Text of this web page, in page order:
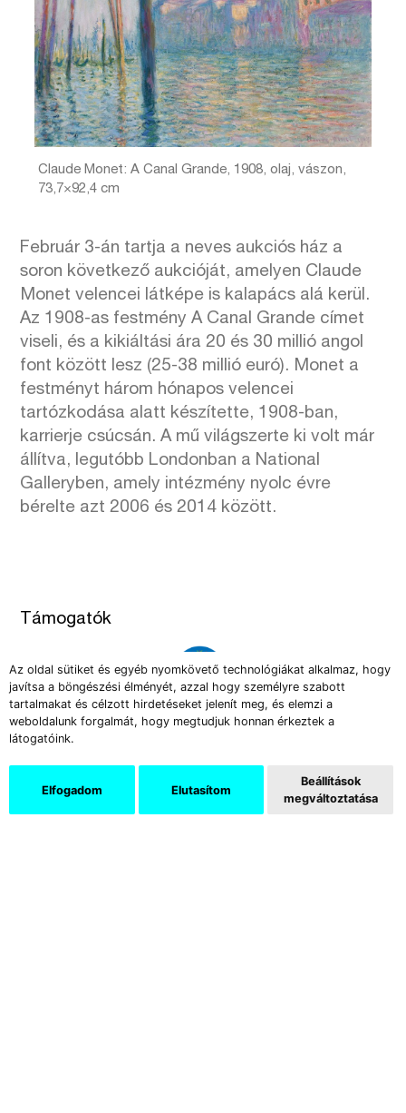
Az oldal sütiket és egyéb nyomkövető technológiákat alkalmaz, hogy
javítsa a böngészési élményét, azzal hogy személyre szabott
tartalmakat és célzott hirdetéseket jelenít meg, és elemzi a
weboldalunk forgalmát, hogy megtudjuk honnan érkeztek a
látogatóink.
Elfogadom Elutasítom
Beállítások
megváltoztatása
Claude Monet: A Canal Grande, 1908, olaj, vászon,
73,7×92,4 cm
Február 3-án tartja a neves aukciós ház a
soron következő aukcióját, amelyen Claude
Monet velencei látképe is kalapács alá kerül.
Az 1908-as festmény A Canal Grande címet
viseli, és a kikiáltási ára 20 és 30 millió angol
font között lesz (25-38 millió euró). Monet a
festményt három hónapos velencei
tartózkodása alatt készítette, 1908-ban,
karrierje csúcsán. A mű világszerte ki volt már
állítva, legutóbb Londonban a National
Galleryben, amely intézmény nyolc évre
bérelte azt 2006 és 2014 között.
Támogatók
Az Új Művészet képzőművészeti és kritikai folyóirat több